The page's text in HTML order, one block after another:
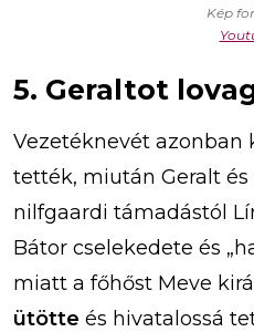
Kép
5. Geraltot
Vezetéknevét azonban
tették, miután Geralt
nilfgaardi támadástól
Bátor cselekedete és
miatt a főhőst Meve
ütötte és hivatalossá